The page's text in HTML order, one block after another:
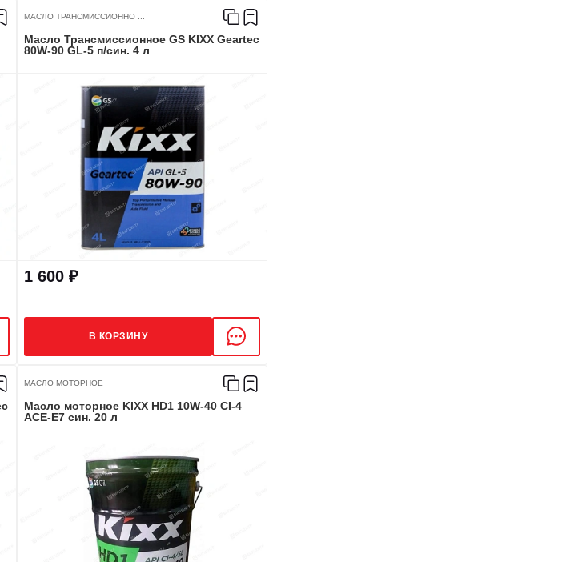
МАСЛО ТРАНСМИССИОННО ...
Масло Трансмиссионное GS KIXX Geartec
80W-90 GL-5 п/син. 4 л
1 600 ₽
В КОРЗИНУ
МАСЛО МОТОРНОЕ
Масло моторное KIXX HD1 10W-40 CI-4
ACE-E7 син. 20 л